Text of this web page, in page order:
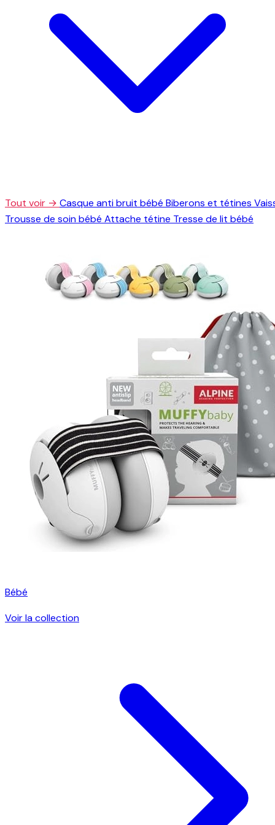
Tout voir → Casque anti bruit bébé Biberons et tétines
Trousse de soin bébé Attache tétine Tresse de lit bébé
Bébé
Voir la collection